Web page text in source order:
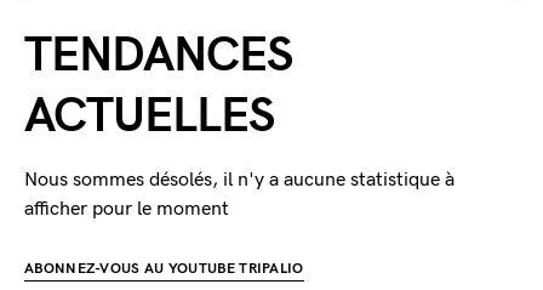
TENDANCES
ACTUELLES
Nous sommes désolés, il n'y a aucune statistique à
afficher pour le moment
ABONNEZ-VOUS AU YOUTUBE TRIPALIO